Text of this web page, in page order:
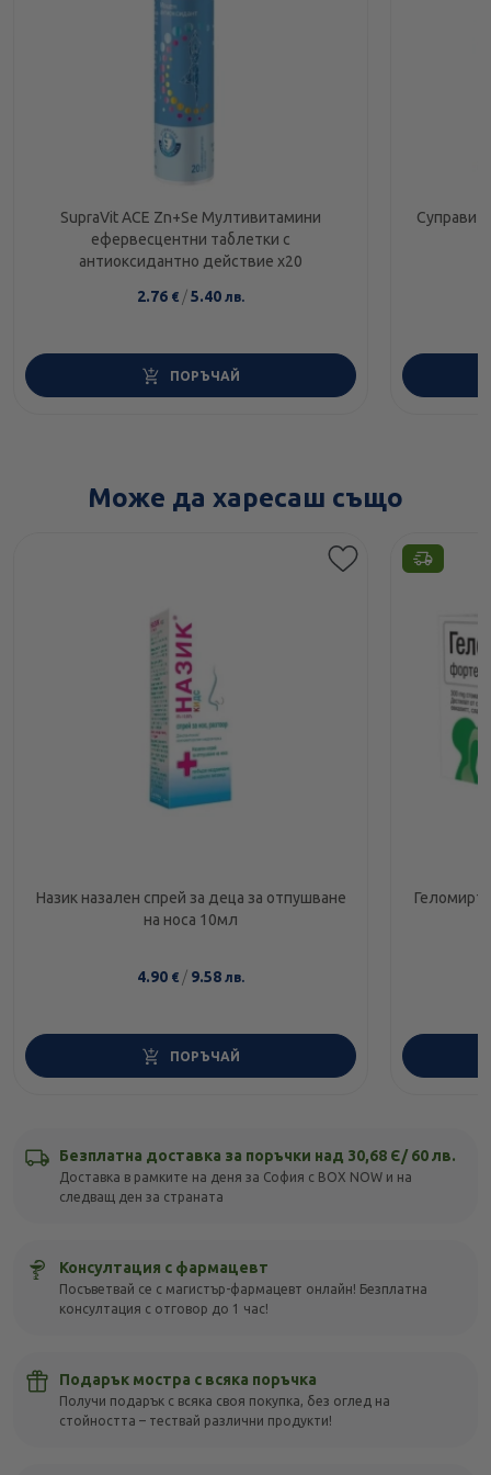
SupraVit ACE Zn+Se Мултивитамини
ефервесцентни таблетки с
антиоксидантно действие x20
2.76 € /5.40 лв.
ПОРЪЧАЙ
Суправит
Може да харесаш също
Назик назален спрей за деца за отпушване
на носа 10мл
4.90 € / 9.58 лв.
ПОРЪЧАЙ
Безплатна доставка за поръчки над 30,68 Є/ 60 лв.
Доставка в рамките на деня за София с BOX NOW и на
следващ ден за страната
Консултация с фармацевт
Посъветвай се с магистър-фармацевт онлайн! Безплатна
консултация с отговор до 1 час!
Подарък мостра с всяка поръчка
Получи подарък с всяка своя покупка, без оглед на
стойността – тествай различни продукти!